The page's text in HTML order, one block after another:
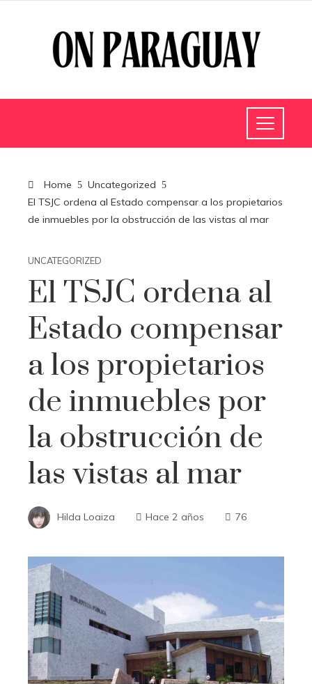
Home
Uncategorized
El TSJC ordena al Estado compensar a los propietarios
de inmuebles por la obstrucción de las vistas al mar
UNCATEGORIZED
El TSJC ordena al
Estado compensar
a los propietarios
de inmuebles por
la obstrucción de
las vistas al mar
Hilda Loaiza Hace 2 años 76